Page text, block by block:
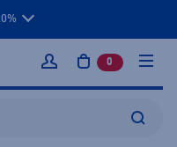
Kirjaudu sisään
0 tuotetta